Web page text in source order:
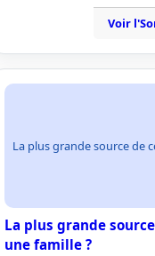
Voir
La plus grande source de
La plus grande
une famille ?